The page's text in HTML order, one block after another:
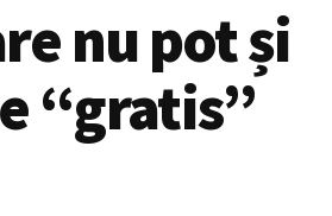
nu pot și
“gratis”